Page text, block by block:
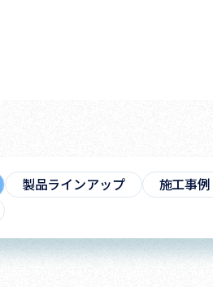
製品ラインアップ 施工事例